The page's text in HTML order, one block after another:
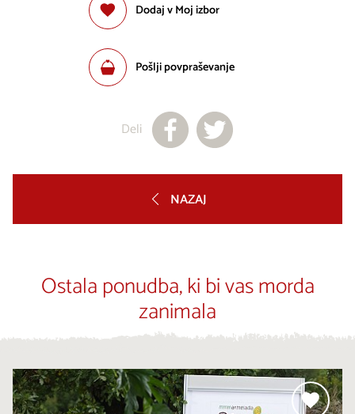
Dodaj v Moj izbor
Pošlji povpraševanje
Deli
NAZAJ
Ostala ponudba, ki bi vas morda
zanimala